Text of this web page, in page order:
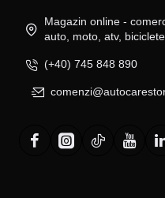
Magazin online -
auto, moto, atv,
(+40) 745 848 890